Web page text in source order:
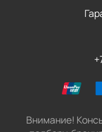
Внимание!